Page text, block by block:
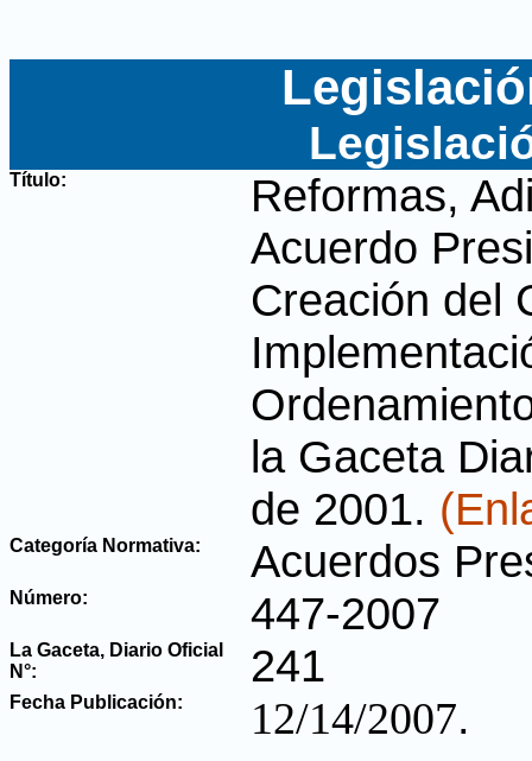
Título:
Reformas,
Acuerdo
Creación del
la Gaceta
de 2001.
Categoría Normativa: Acuerdos
Número: 447-2007
La Gaceta, Diario Oficial
N°: 241
Fecha Publicación: 12/14/2007.